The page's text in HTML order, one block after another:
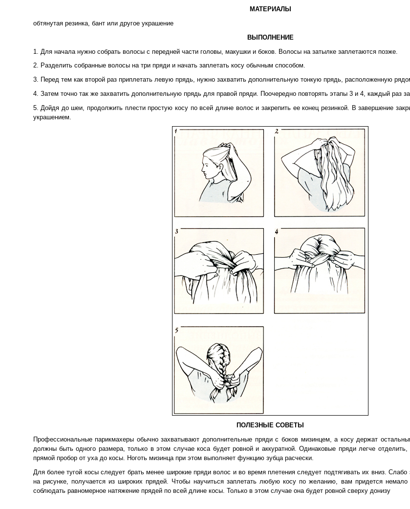
МАТЕРИАЛЫ
обтянутая резинка, бант или другое украшение
ВЫПОЛНЕНИЕ
1. Для начала нужно собрать волосы с передней части головы, макушки и боков. Волосы на затылке заплетаются позже.
2. Разделить собранные волосы на три пряди и начать заплетать косу обычным способом.
3. Перед тем как второй раз приплетать левую прядь, нужно захватить дополнительную тонкую прядь, расположенную
4. Затем точно так же захватить дополнительную прядь для правой пряди. Поочередно повторять этапы 3 и 4, каждый раз
5. Дойдя до шеи, продолжить плести простую косу по всей длине волос и закрепить ее конец резинкой. В завершение
украшением.
ПОЛЕЗНЫЕ СОВЕТЫ
Профессиональные парикмахеры обычно захватывают дополнительные пряди с боков мизинцем, а косу держат
должны быть одного размера, только в этом случае коса будет ровной и аккуратной. Одинаковые пряди легче
прямой пробор от уха до косы. Ноготь мизинца при этом выполняет функцию зубца расчески.
Для более тугой косы следует брать менее широкие пряди волос и во время плетения следует подтягивать их вниз. Слабо
на рисунке, получается из широких прядей. Чтобы научиться заплетать любую косу по желанию, вам придется
соблюдать равномерное натяжение прядей по всей длине косы. Только в этом случае она будет ровной сверху донизу